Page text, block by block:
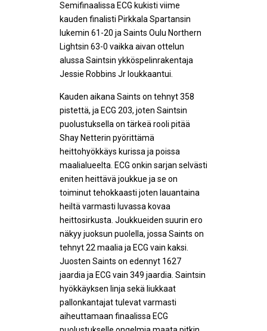
Semifinaalissa ECG kukisti viime
kauden finalisti Pirkkala Spartansin
lukemin 61-20 ja Saints Oulu Northern
Lightsin 63-0 vaikka aivan ottelun
alussa Saintsin ykköspelinrakentaja
Jessie Robbins Jr loukkaantui.
Kauden aikana Saints on tehnyt 358
pistettä, ja ECG 203, joten Saintsin
puolustuksella on tärkeä rooli pitää
Shay Netterin pyörittämä
heittohyökkäys kurissa ja poissa
maalialueelta. ECG onkin sarjan selvästi
eniten heittävä joukkue ja se on
toiminut tehokkaasti joten lauantaina
heiltä varmasti luvassa kovaa
heittosirkusta. Joukkueiden suurin ero
näkyy juoksun puolella, jossa Saints on
tehnyt 22 maalia ja ECG vain kaksi.
Juosten Saints on edennyt 1627
jaardia ja ECG vain 349 jaardia. Saintsin
hyökkäyksen linja sekä liukkaat
pallonkantajat tulevat varmasti
aiheuttamaan finaalissa ECG